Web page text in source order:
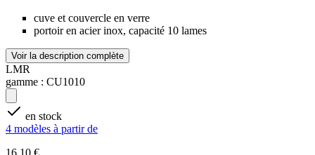
cuve et couvercle en verre
portoir en acier inox, capacité 10 lames
Voir la description complète
LMR
gamme : CU1010
en stock
4 modèles à partir de